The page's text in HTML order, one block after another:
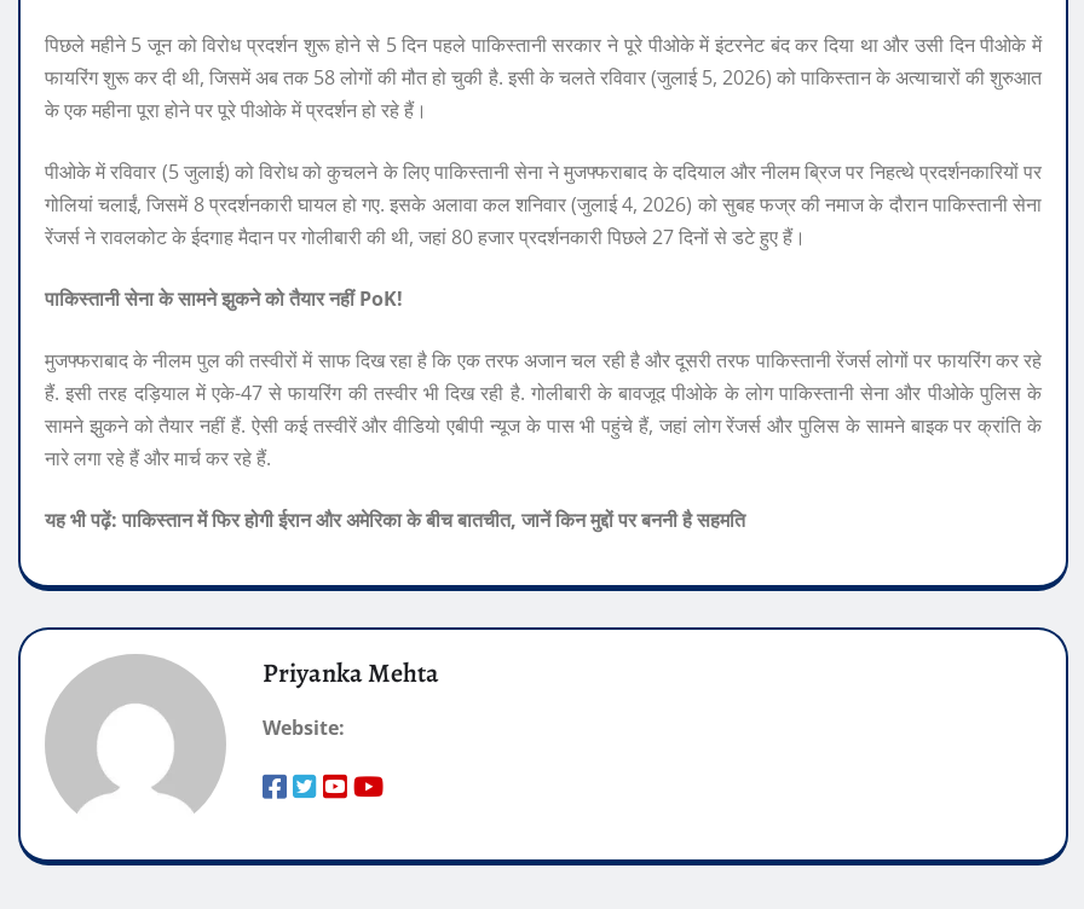
पिछले महीने 5 जून को विरोध प्रदर्शन शुरू होने से 5 दिन पहले पाकिस्तानी सरकार ने पूरे पीओके में इंटरनेट बंद कर दिया था और उसी दिन पीओके में
फायरिंग शुरू कर दी थी, जिसमें अब तक 58 लोगों की मौत हो चुकी है. इसी के चलते रविवार (जुलाई 5, 2026) को पाकिस्तान के अत्याचारों की शुरुआत
के एक महीना पूरा होने पर पूरे पीओके में प्रदर्शन हो रहे हैं।
पीओके में रविवार (5 जुलाई) को विरोध को कुचलने के लिए पाकिस्तानी सेना ने मुजफ्फराबाद के ददियाल और नीलम ब्रिज पर निहत्थे प्रदर्शनकारियों पर
गोलियां चलाईं, जिसमें 8 प्रदर्शनकारी घायल हो गए. इसके अलावा कल शनिवार (जुलाई 4, 2026) को सुबह फज्र की नमाज के दौरान पाकिस्तानी सेना
रेंजर्स ने रावलकोट के ईदगाह मैदान पर गोलीबारी की थी, जहां 80 हजार प्रदर्शनकारी पिछले 27 दिनों से डटे हुए हैं।
पाकिस्तानी सेना के सामने झुकने को तैयार नहीं PoK!
मुजफ्फराबाद के नीलम पुल की तस्वीरों में साफ दिख रहा है कि एक तरफ अजान चल रही है और दूसरी तरफ पाकिस्तानी रेंजर्स लोगों पर फायरिंग कर रहे
हैं. इसी तरह दड़ियाल में एके-47 से फायरिंग की तस्वीर भी दिख रही है. गोलीबारी के बावजूद पीओके के लोग पाकिस्तानी सेना और पीओके पुलिस के
सामने झुकने को तैयार नहीं हैं. ऐसी कई तस्वीरें और वीडियो एबीपी न्यूज के पास भी पहुंचे हैं, जहां लोग रेंजर्स और पुलिस के सामने बाइक पर क्रांति के
नारे लगा रहे हैं और मार्च कर रहे हैं.
यह भी पढ़ें: पाकिस्तान में फिर होगी ईरान और अमेरिका के बीच बातचीत, जानें किन मुद्दों पर बननी है सहमति
Priyanka Mehta
Website: